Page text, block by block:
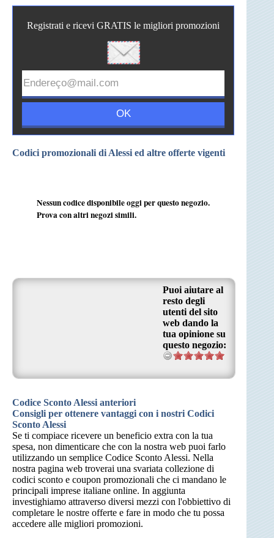
Registrati e ricevi GRATIS le migliori promozioni
Codici promozionali di Alessi ed altre offerte vigenti
Nessun codice disponibile oggi per questo negozio.
Prova con altri negozi simili.
Puoi aiutare al
resto degli
utenti del sito
web dando la
tua opinione su
questo negozio:
Codice Sconto Alessi anteriori
Consigli per ottenere vantaggi con i nostri Codici
Sconto Alessi
Se ti compiace ricevere un beneficio extra con la tua
spesa, non dimenticare che con la nostra web puoi farlo
utilizzando un semplice Codice Sconto Alessi. Nella
nostra pagina web troverai una svariata collezione di
codici sconto e coupon promozionali che ci mandano le
principali imprese italiane online. In aggiunta
investighiamo attraverso diversi mezzi con l'obbiettivo di
completare le nostre offerte e fare in modo che tu possa
accedere alle migliori promozioni.